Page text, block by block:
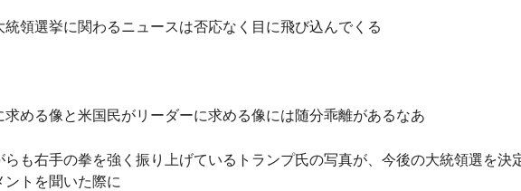
統領選挙に関わるニュースは否応なく目に飛び込んでくる
求める像と米国民がリーダーに求める像には随分乖離があるなあ
も右手の拳を強く振り上げているトランプ氏の写真が、今後の大統領選を決
トを聞いた際に